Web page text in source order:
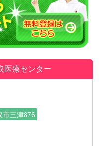
医療センター
市三津876